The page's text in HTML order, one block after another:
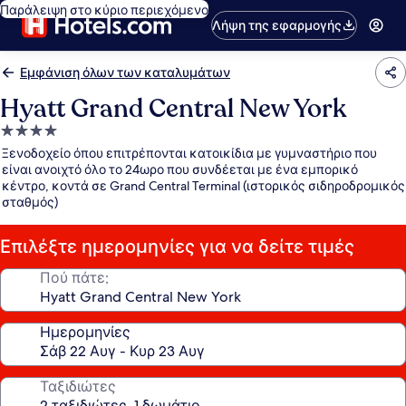
Παράλειψη στο κύριο περιεχόμενο
Λήψη της εφαρμογής
Εμφάνιση όλων των καταλυμάτων
Hyatt Grand Central New York
Κατάλυμα
με
4.0
αστέρια
Ξενοδοχείο όπου επιτρέπονται κατοικίδια με γυμναστήριο που
είναι ανοιχτό όλο το 24ωρο που συνδέεται με ένα εμπορικό
κέντρο, κοντά σε Grand Central Terminal (ιστορικός σιδηροδρομικός
σταθμός)
Επιλέξτε ημερομηνίες για να δείτε τιμές
Πού πάτε;
Ημερομηνίες
Ταξιδιώτες